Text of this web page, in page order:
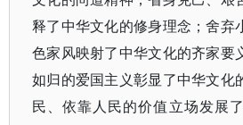
释了中华文化的修身理念；舍弃
色家风映射了中华文化的齐家要
如归的爱国主义彰显了中华文化
民、依靠人民的价值立场发展